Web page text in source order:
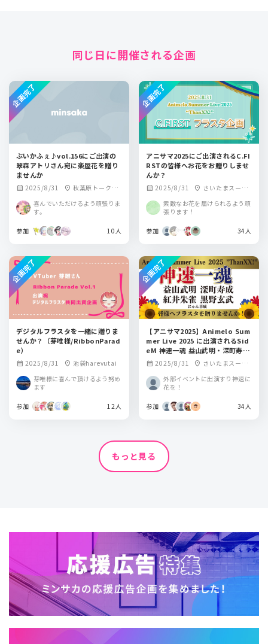
同じ日に開催される企画
ぶいかふぇ♪vol.156にご出演の
翠森アトリさん宛に楽屋花を贈り
ませんか
calendar_month 2025/8/31 location_on 秋葉原トークラ
tch
喜んでいただけるよう頑張りま
す。
参加 10人
企画完了
アニサマ2025にご出演されるC.FI
RSTの皆様へお花をお贈りしませ
んか？
calendar_month 2025/8/31 location_on さいたまスーパ
素敵なお花を届けられるよう頑
張ります！
参加 34人
企画完了
デジタルフラスタを一緒に贈りま
せんか？（芽唯様/RibbonParad
e）
calendar_month 2025/8/31 location_on 池袋harevutai
芽唯様に喜んで頂けるよう努め
ます
参加 12人
企画完了
【アニサマ2025】Animelo Sum
mer Live 2025 に出演されるSid
eM 神速一魂 益山武明・深町寿
成・紅井朱雀・黒野玄武・にゃん
喜威の皆さまへフラスタをお贈り
しませんか！
calendar_month 2025/8/31 location_on さいたまスーパ
ーアリーナ
外部イベントに出演すり神速に
花を！
参加 34人
企画完了
もっと見る